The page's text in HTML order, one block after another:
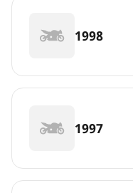
1998
1997